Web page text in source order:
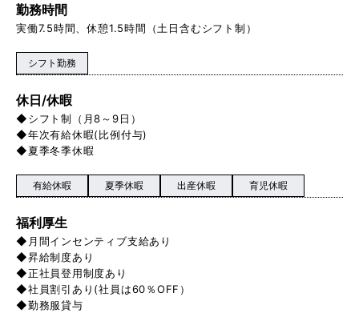
勤務時間
実働7.5時間、休憩1.5時間（土日含むシフト制）
シフト勤務
休日/休暇
◆シフト制（月8～9日）
◆年次有給休暇(比例付与)
◆夏季冬季休暇
有給休暇 夏季休暇 出産休暇 育児休暇
福利厚生
◆月間インセンティブ支給あり
◆昇給制度あり
◆正社員登用制度あり
◆社員割引あり(社員は60％OFF）
◆勤務服貸与